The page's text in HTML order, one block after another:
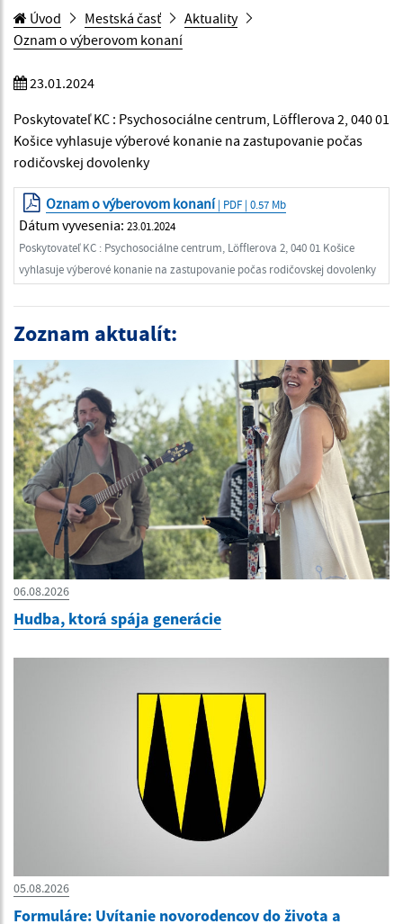
Úvod Mestská časť
Aktuality
Oznam o výberovom konaní
23.01.2024
Poskytovateľ KC : Psychosociálne centrum, Löfflerova 2, 040 01
Košice vyhlasuje výberové konanie na zastupovanie počas
rodičovskej dovolenky
Oznam o výberovom konaní | PDF | 0.57 Mb
Dátum vyvesenia: 23.01.2024
Poskytovateľ KC : Psychosociálne centrum, Löfflerova 2, 040 01 Košice
vyhlasuje výberové konanie na zastupovanie počas rodičovskej dovolenky
Zoznam aktualít:
06.08.2026
Hudba, ktorá spája generácie
05.08.2026
Formuláre: Uvítanie novorodencov do života a